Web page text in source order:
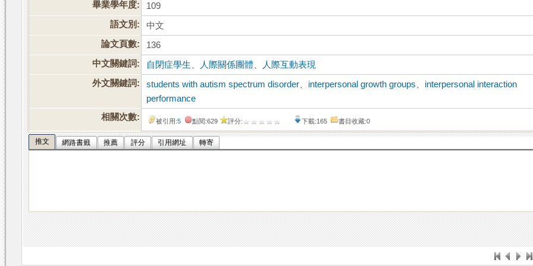
畢業學年度:
109
語文別:
中文
論文頁數:
136
中文關鍵詞:
自閉症學生 人際關係團體
人際互動表現
外文關鍵詞:
students with autism spectrum disorder interpersonal growth groups
interpersonal interaction
performance
相關次數:
被引用:5 點閱:629 評分: 下載:165 書目收藏:0
推文 網路書籤 推薦 評分 引用網址 轉寄